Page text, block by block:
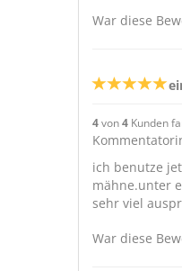
War diese
4von4 Kunden
ich benutze
mähne.unter
sehr viel
War diese